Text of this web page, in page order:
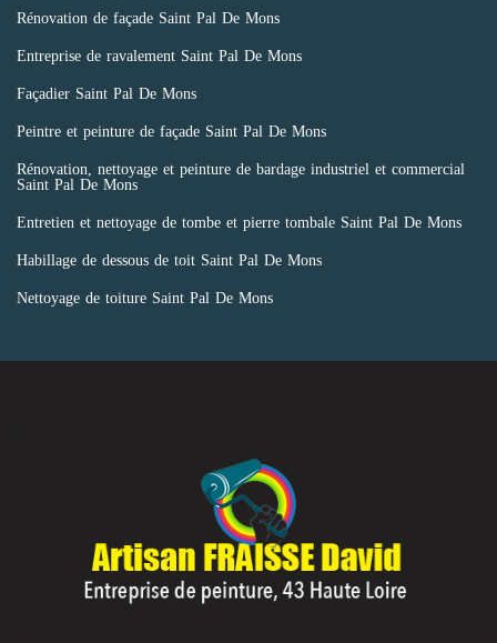
Rénovation de façade Saint Pal De Mons
Entreprise de ravalement Saint Pal De Mons
Façadier Saint Pal De Mons
Peintre et peinture de façade Saint Pal De Mons
Rénovation, nettoyage et peinture de bardage industriel et commercial
Saint Pal De Mons
Entretien et nettoyage de tombe et pierre tombale Saint Pal De Mons
Habillage de dessous de toit Saint Pal De Mons
Nettoyage de toiture Saint Pal De Mons